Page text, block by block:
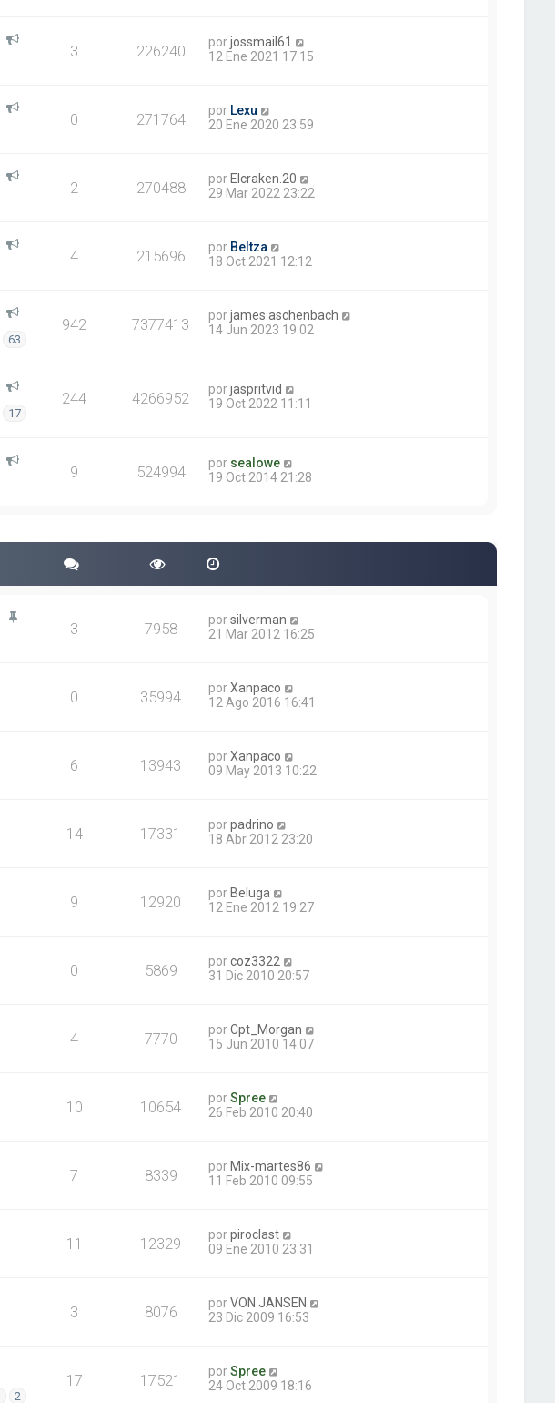
3 226240 porjossmail61
12 Ene 2021 17:15
0 271764 por Lexu
20 Ene 2020 23:59
2 270488 por Elcraken.20
29 Mar 2022 23:22
4 215696 por Beltza
18 Oct 2021 12:12
63
942 7377413 porjames.aschenbach
14 Jun 2023 19:02
17
244 4266952 porjaspritvid
19 Oct 2022 11:11
9 524994 por sealowe
19 Oct 2014 21:28
3 7958 porsilverman
21 Mar 2012 16:25
0 35994 porXanpaco
12 Ago 2016 16:41
6 13943 porXanpaco
09 May 2013 10:22
14 17331 porpadrino
18 Abr 2012 23:20
9 12920 por Beluga
12 Ene 2012 19:27
0 5869 porcoz3322
31 Dic 2010 20:57
4 7770 porCpt_Morgan
15 Jun 2010 14:07
10 10654 porSpree
26 Feb 2010 20:40
7 8339 por Mix-martes86
11 Feb 2010 09:55
11 12329 porpiroclast
09 Ene 2010 23:31
3 8076 porVON JANSEN
23 Dic 2009 16:53
2
17 17521 porSpree
24 Oct 2009 18:16